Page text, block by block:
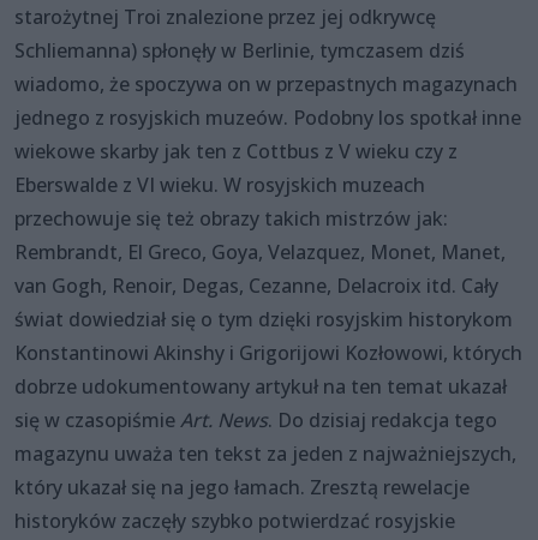
starożytnej Troi znalezione przez jej odkrywcę
Schliemanna) spłonęły w Berlinie, tymczasem dziś
wiadomo, że spoczywa on w przepastnych magazynach
jednego z rosyjskich muzeów. Podobny los spotkał inne
wiekowe skarby jak ten z Cottbus z V wieku czy z
Eberswalde z VI wieku. W rosyjskich muzeach
przechowuje się też obrazy takich mistrzów jak:
Rembrandt, El Greco, Goya, Velazquez, Monet, Manet,
van Gogh, Renoir, Degas, Cezanne, Delacroix itd. Cały
świat dowiedział się o tym dzięki rosyjskim historykom
Konstantinowi Akinshy i Grigorijowi Kozłowowi, których
dobrze udokumentowany artykuł na ten temat ukazał
się w czasopiśmieArt. News. Do dzisiaj redakcja tego
magazynu uważa ten tekst za jeden z najważniejszych,
który ukazał się na jego łamach. Zresztą rewelacje
historyków zaczęły szybko potwierdzać rosyjskie